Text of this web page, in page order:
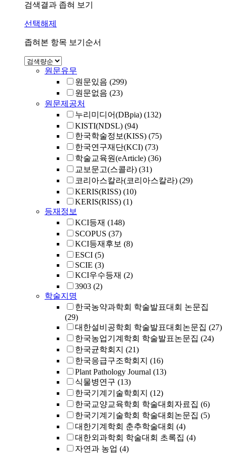
검색결과 좁혀 보기
선택해제
좁혀본 항목 보기순서
원문유무
원문있음 (299)
원문없음 (23)
원문제공처
누리미디어(DBpia) (132)
KISTI(NDSL) (94)
한국학술정보(KISS) (75)
한국연구재단(KCI) (73)
학술교육원(eArticle) (36)
교보문고(스콜라) (31)
코리아스칼라(코리아스칼라) (29)
KERIS(RISS) (10)
KERIS(RISS) (1)
등재정보
KCI등재 (148)
SCOPUS (37)
KCI등재후보 (8)
ESCI (5)
SCIE (3)
KCI우수등재 (2)
3903 (2)
학술지명
한국농약과학회 학술발표대회 논문집
(29)
대한설비공학회 학술발표대회논문집 (27)
한국농업기계학회 학술발표논문집 (24)
한국균학회지 (21)
한국응급구조학회지 (16)
Plant Pathology Journal (13)
식물병연구 (13)
한국기계기술학회지 (12)
한국교양교육학회 학술대회자료집 (6)
한국기계기술학회 학술대회논문집 (5)
대한기계학회 춘추학술대회 (4)
대한외과학회 학술대회 초록집 (4)
자연과 농업 (4)